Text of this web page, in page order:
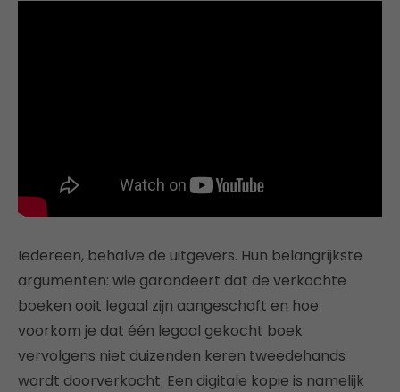
Iedereen, behalve de uitgevers. Hun belangrijkste
argumenten: wie garandeert dat de verkochte
boeken ooit legaal zijn aangeschaft en hoe
voorkom je dat één legaal gekocht boek
vervolgens niet duizenden keren tweedehands
wordt doorverkocht. Een digitale kopie is namelijk